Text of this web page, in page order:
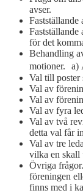
avser.
Fastställande
Fastställande
för det
Behandling
motioner. a)
Val till poster
Val av
Val av
Val av fyra
Val av två
detta val får
Val av tre
vilka en skall
Övriga
föreningen
finns med i